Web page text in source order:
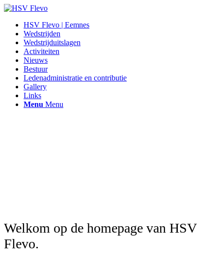
HSV Flevo | Eemnes
Wedstrijden
Wedstrijduitslagen
Activiteiten
Nieuws
Bestuur
Ledenadministratie en contributie
Gallery
Links
Menu Menu
Welkom op de homepage van HSV
Flevo.